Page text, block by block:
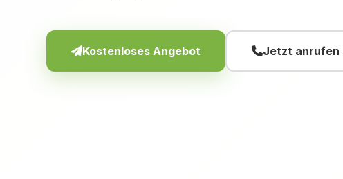
Kostenloses Angebot Jetzt anrufen